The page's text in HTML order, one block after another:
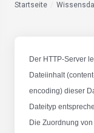
Startseite
Der HTTP-Server
Dateiinhalt
encoding) dieser
Dateityp
Die Zuordnung